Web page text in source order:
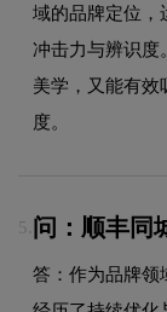
域的品牌定位，
冲击力与辨识度
美学，又能有效
度。
5. 问：顺丰同
答：作为品牌领